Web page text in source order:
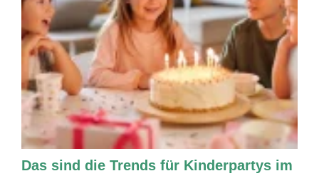
Das sind die Trends für Kinderpartys im